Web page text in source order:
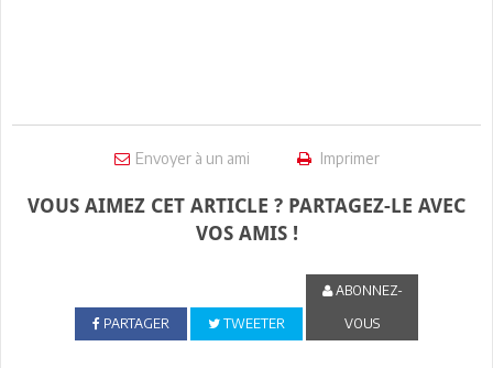
Envoyer à un ami Imprimer
VOUS AIMEZ CET ARTICLE ? PARTAGEZ-LE AVEC
VOS AMIS !
PARTAGER TWEETER
ABONNEZ-
VOUS